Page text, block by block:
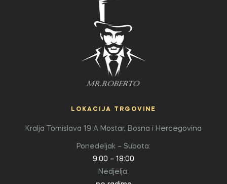
LOKACIJA TRGOVINE
Kralja Tomislava 19 A Mostar, Bosna i Hercegovina
Ponedeljak – Subota:
9:00 – 18:00
Nedjelja: